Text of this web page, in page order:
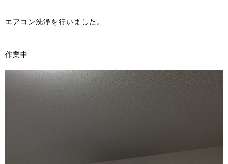
エアコン洗浄を行いました。
作業中